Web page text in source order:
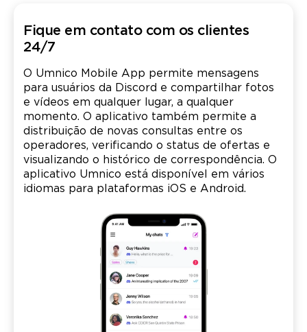
Fique em contato com os clientes
24/7
O Umnico Mobile App permite mensagens
para usuários da Discord e compartilhar fotos
e vídeos em qualquer lugar, a qualquer
momento. O aplicativo também permite a
distribuição de novas consultas entre os
operadores, verificando o status de ofertas e
visualizando o histórico de correspondência. O
aplicativo Umnico está disponível em vários
idiomas para plataformas iOS e Android.